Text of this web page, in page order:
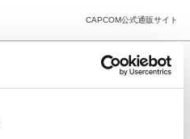
CAPCOM公式通販サイト